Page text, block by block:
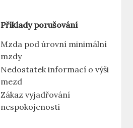
Příklady porušování
Mzda pod úrovní minimální
mzdy
Nedostatek informací o výši
mezd
Zákaz vyjadřování
nespokojenosti